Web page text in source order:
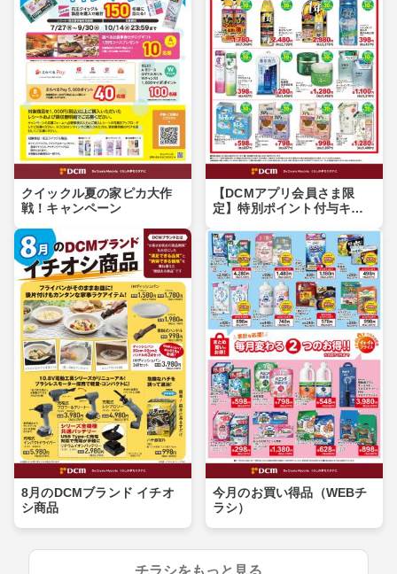
クイックル夏の家ピカ大作
戦！キャンペーン
【DCMアプリ会員さま限
定】特別ポイント付与キャ
8月のDCMブランド イチオ
シ商品
今月のお買い得品（WEBチ
ラシ）